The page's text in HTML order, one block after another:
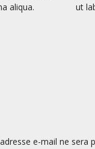
aliqua.
ut
e-mail ne sera